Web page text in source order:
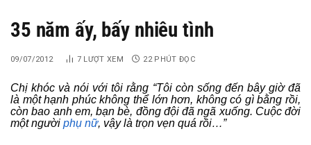
35 năm ấy, bấy nhiêu tình
09/07/2012 7 LƯỢT XEM 22 PHÚT ĐỌC
Chị khóc và nói với tôi rằng “Tôi còn sống đến bây giờ đã
là một hạnh phúc không thể lớn hơn, không có gì bằng rồi,
còn bao anh em, bạn bè, đồng đội đã ngã xuống. Cuộc đời
một người phụ nữ, vậy là trọn vẹn quá rồi…”